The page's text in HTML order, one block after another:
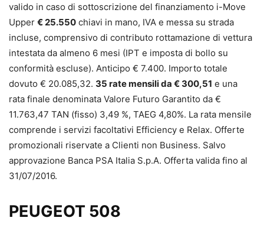
valido in caso di sottoscrizione del finanziamento i-Move
Upper € 25.550 chiavi in mano, IVA e messa su strada
incluse, comprensivo di contributo rottamazione di vettura
intestata da almeno 6 mesi (IPT e imposta di bollo su
conformità escluse). Anticipo € 7.400. Importo totale
dovuto € 20.085,32. 35 rate mensili da € 300,51 e una
rata finale denominata Valore Futuro Garantito da €
11.763,47 TAN (fisso) 3,49 %, TAEG 4,80%. La rata mensile
comprende i servizi facoltativi Efficiency e Relax. Offerte
promozionali riservate a Clienti non Business. Salvo
approvazione Banca PSA Italia S.p.A. Offerta valida fino al
31/07/2016.
PEUGEOT 508